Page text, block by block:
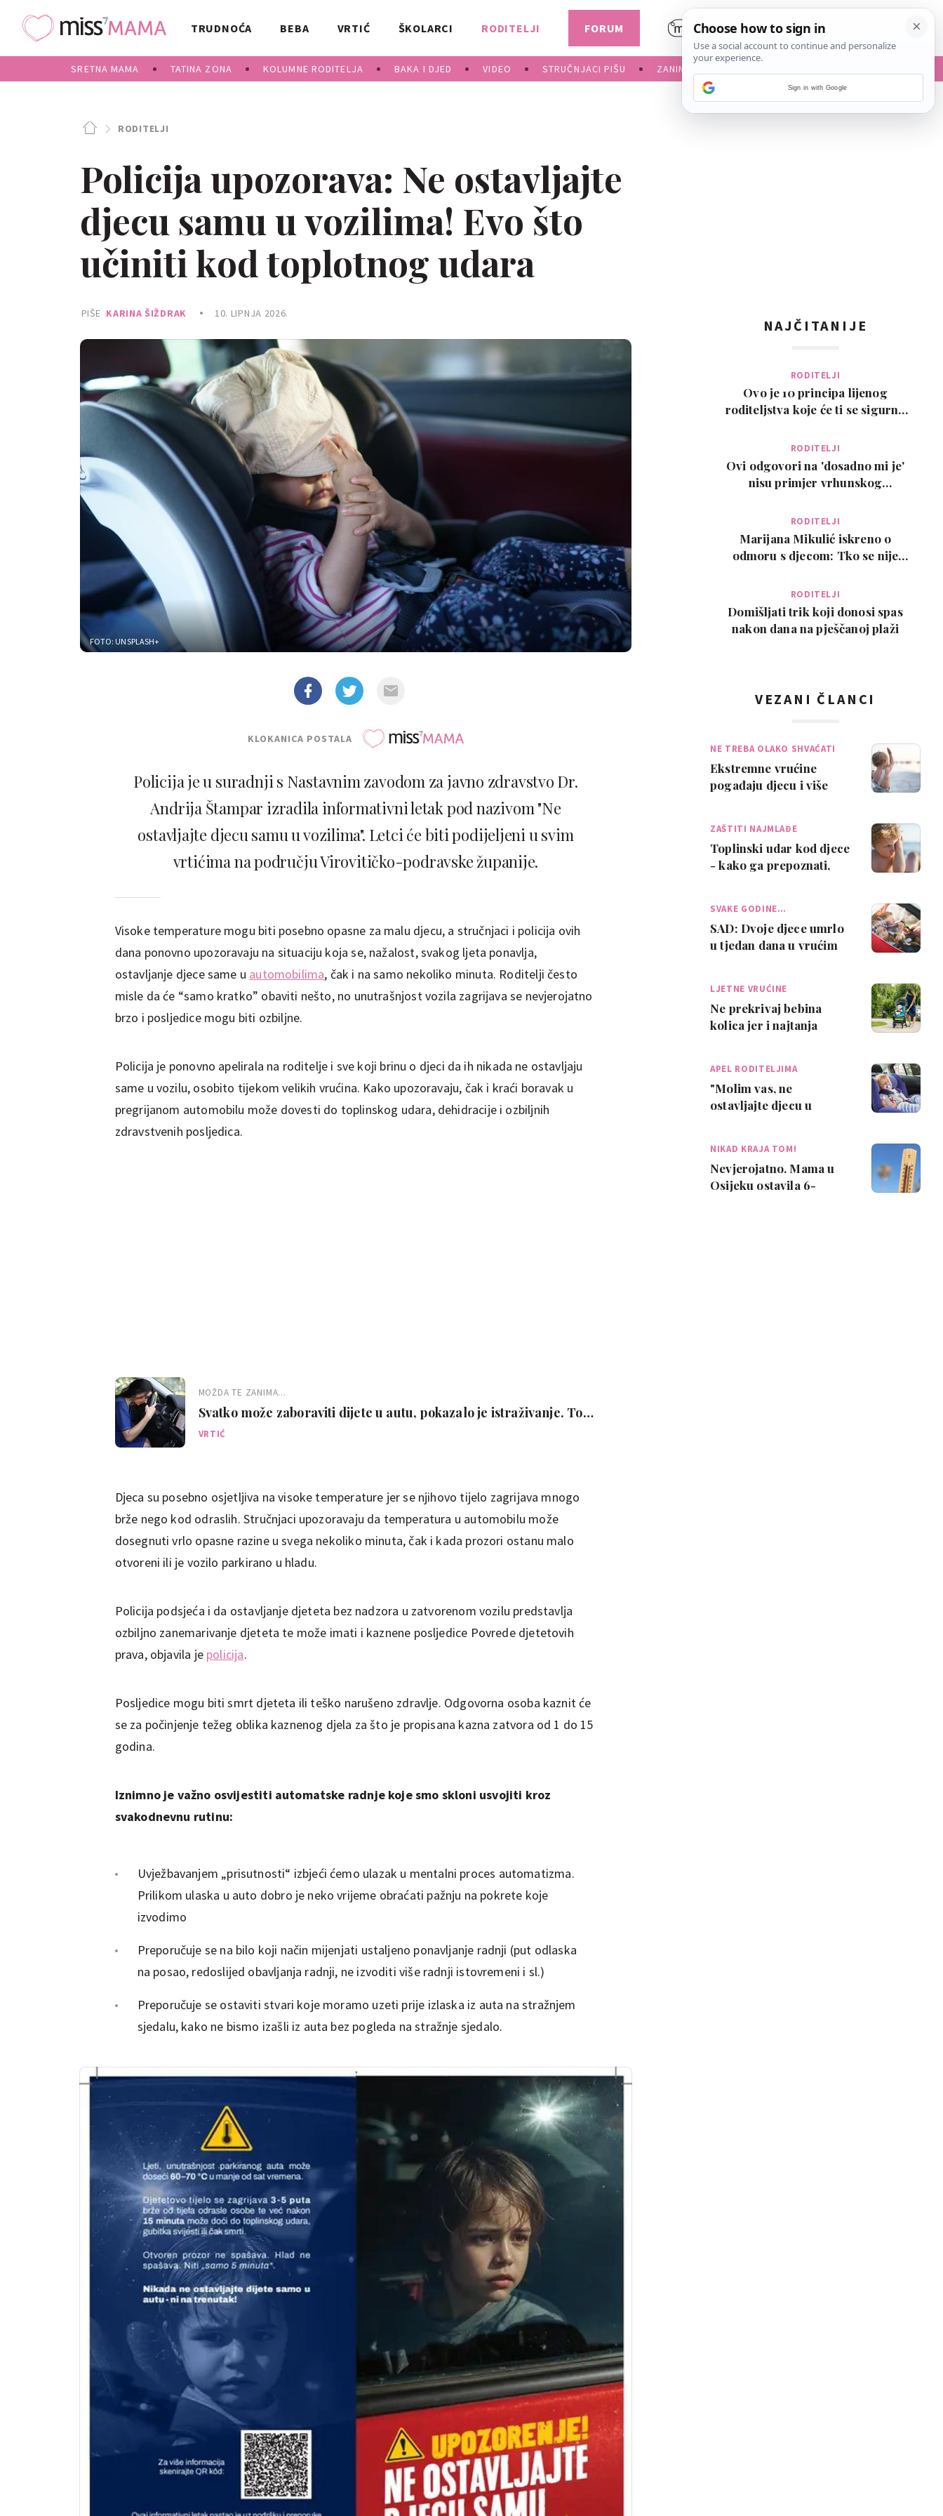
TRUDNOĆA BEBA VRTIĆ ŠKOLARCI RODITELJI
SRETNA MAMA TATINA ZONA KOLUMNE RODITELJA BAKA I DJED VIDEO STRUČNJACI PIŠU ZANIMLJIVOSTI
FORUM
RODITELJI
Policija upozorava: Ne ostavljajte
djecu samu u vozilima! Evo što
učiniti kod toplotnog udara
PIŠE KARINA ŠIŽDRAK 10. LIPNJA 2026.
FOTO: UNSPLASH+
KLOKANICA POSTALA
Policija je u suradnji s Nastavnim zavodom za javno zdravstvo Dr.
Andrija Štampar izradila informativni letak pod nazivom "Ne
ostavljajte djecu samu u vozilima". Letci će biti podijeljeni u svim
vrtićima na području Virovitičko-podravske županije.
Visoke temperature mogu biti posebno opasne za malu djecu, a stručnjaci i policija ovih
dana ponovno upozoravaju na situaciju koja se, nažalost, svakog ljeta ponavlja,
ostavljanje djece same u automobilima, čak i na samo nekoliko minuta. Roditelji često
misle da će “samo kratko” obaviti nešto, no unutrašnjost vozila zagrijava se nevjerojatno
brzo i posljedice mogu biti ozbiljne.
Policija je ponovno apelirala na roditelje i sve koji brinu o djeci da ih nikada ne ostavljaju
same u vozilu, osobito tijekom velikih vrućina. Kako upozoravaju, čak i kraći boravak u
pregrijanom automobilu može dovesti do toplinskog udara, dehidracije i ozbiljnih
zdravstvenih posljedica.
MOŽDA TE ZANIMA...
Svatko može zaboraviti dijete u autu, pokazalo je istraživanje. To
se ne događa samo "lošim" roditeljima
VRTIĆ
Djeca su posebno osjetljiva na visoke temperature jer se njihovo tijelo zagrijava mnogo
brže nego kod odraslih. Stručnjaci upozoravaju da temperatura u automobilu može
dosegnuti vrlo opasne razine u svega nekoliko minuta, čak i kada prozori ostanu malo
otvoreni ili je vozilo parkirano u hladu.
Policija podsjeća i da ostavljanje djeteta bez nadzora u zatvorenom vozilu predstavlja
ozbiljno zanemarivanje djeteta te može imati i kaznene posljedice Povrede djetetovih
prava, objavila je policija.
Posljedice mogu biti smrt djeteta ili teško narušeno zdravlje. Odgovorna osoba kaznit će
se za počinjenje težeg oblika kaznenog djela za što je propisana kazna zatvora od 1 do 15
godina.
Iznimno je važno osvijestiti automatske radnje koje smo skloni usvojiti kroz
svakodnevnu rutinu:
Uvježbavanjem „prisutnosti“ izbjeći ćemo ulazak u mentalni proces automatizma.
Prilikom ulaska u auto dobro je neko vrijeme obraćati pažnju na pokrete koje
izvodimo
Preporučuje se na bilo koji način mijenjati ustaljeno ponavljanje radnji (put odlaska
na posao, redoslijed obavljanja radnji, ne izvoditi više radnji istovremeni i sl.)
Preporučuje se ostaviti stvari koje moramo uzeti prije izlaska iz auta na stražnjem
sjedalu, kako ne bismo izašli iz auta bez pogleda na stražnje sjedalo.
NAJČITANIJE
RODITELJI
Ovo je 10 principa lijenog
roditeljstva koje će ti se sigurno
RODITELJI
Ovi odgovori na 'dosadno mi je'
nisu primjer vrhunskog
RODITELJI
Marijana Mikulić iskreno o
odmoru s djecom: Tko se nije
RODITELJI
Domišljati trik koji donosi spas
nakon dana na pješčanoj plaži
VEZANI ČLANCI
NE TREBA OLAKO SHVAĆATI
Ekstremne vrućine
pogađaju djecu i više
ZAŠTITI NAJMLAĐE
Toplinski udar kod djece
- kako ga prepoznati,
SVAKE GODINE…
SAD: Dvoje djece umrlo
u tjedan dana u vrućim
LJETNE VRUĆINE
Ne prekrivaj bebina
kolica jer i najtanja
APEL RODITELJIMA
"Molim vas, ne
ostavljajte djecu u
NIKAD KRAJA TOM!
Nevjerojatno. Mama u
Osijeku ostavila 6-
Sign in with Google